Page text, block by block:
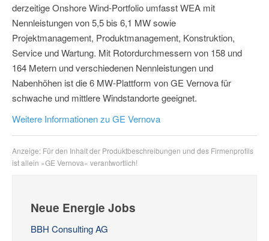
derzeitige Onshore Wind-Portfolio umfasst WEA mit
Nennleistungen von 5,5 bis 6,1 MW sowie
Projektmanagement, Produktmanagement, Konstruktion,
Service und Wartung. Mit Rotordurchmessern von 158 und
164 Metern und verschiedenen Nennleistungen und
Nabenhöhen ist die 6 MW-Plattform von GE Vernova für
schwache und mittlere Windstandorte geeignet.
Weitere Informationen zu GE Vernova
Anzeige: Für den Inhalt der Produktbeschreibungen und des Firmenprofils
ist allein »GE Vernova« verantwortlich!
Neue Energie Jobs
BBH Consulting AG